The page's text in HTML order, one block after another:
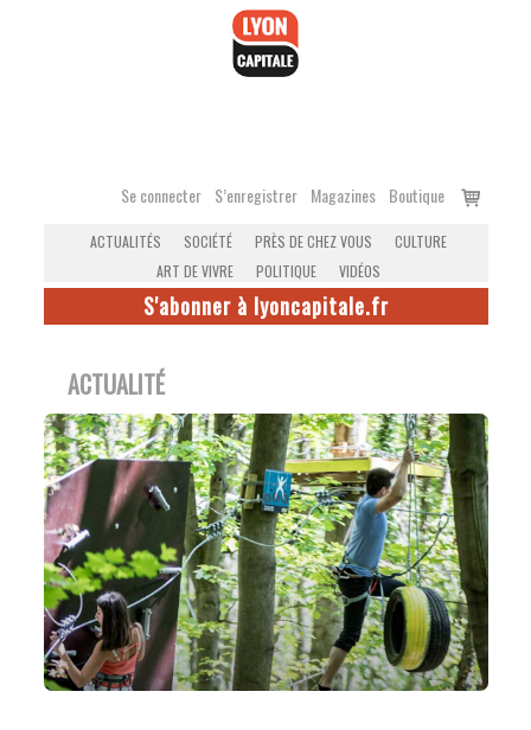
Se connecter S’enregistrer Magazines Boutique
Voir
ACTUALITÉS SOCIÉTÉ PRÈS DE CHEZ VOUS
CULTURE
ART DE VIVRE
POLITIQUE VIDÉOS
S'abonner à lyoncapitale.fr
ACTUALITÉ